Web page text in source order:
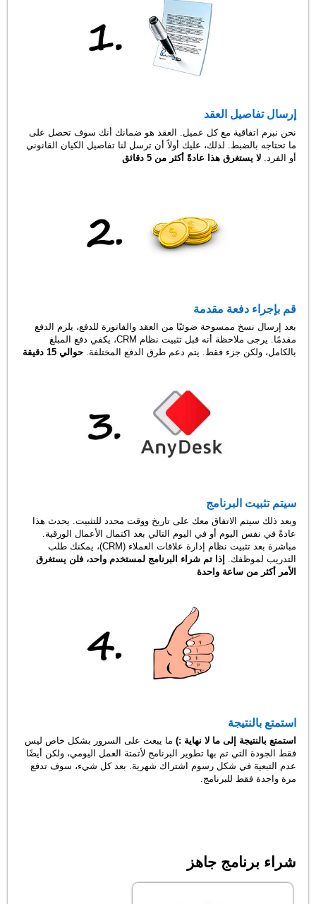
إرسال تفاصيل العقد
نحن نبرم اتفاقية مع كل عميل. العقد هو ضمانك أنك سوف تحصل على
ما تحتاجه بالضبط. لذلك، عليك أولاً أن ترسل لنا تفاصيل الكيان القانوني
أو الفرد.لا يستغرق هذا عادةً أكثر من 5 دقائق
قم بإجراء دفعة مقدمة
بعد إرسال نسخ ممسوحة ضوئيًا من العقد والفاتورة للدفع، يلزم الدفع
مقدمًا. يرجى ملاحظة أنه قبل تثبيت نظام CRM، يكفي دفع المبلغ
بالكامل، ولكن جزء فقط. يتم دعم طرق الدفع المختلفة.حوالي 15 دقيقة
سيتم تثبيت البرنامج
وبعد ذلك سيتم الاتفاق معك على تاريخ ووقت محدد للتثبيت. يحدث هذا
عادةً في نفس اليوم أو في اليوم التالي بعد اكتمال الأعمال الورقية.
مباشرة بعد تثبيت نظام إدارة علاقات العملاء (CRM)، يمكنك طلب
التدريب لموظفك.
إذا تم شراء البرنامج لمستخدم واحد، فلن يستغرق
الأمر أكثر من ساعة واحدة
استمتع بالنتيجة
استمتع بالنتيجة إلى ما لا نهاية :) ما يبعث على السرور بشكل خاص ليس
فقط الجودة التي تم بها تطوير البرنامج لأتمتة العمل اليومي، ولكن أيضًا
عدم التبعية في شكل رسوم اشتراك شهرية. بعد كل شيء، سوف تدفع
مرة واحدة فقط للبرنامج.
شراء برنامج جاهز